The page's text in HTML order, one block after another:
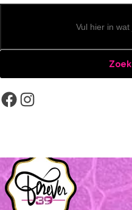
Zoeken
Zoek
Facebook
Instagram